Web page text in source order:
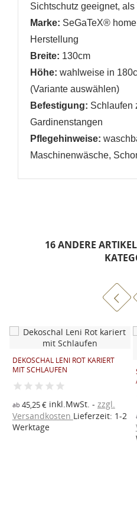
Sichtschutz geeignet,
Marke: SeGaTeX®
Herstellung
Breite: 130cm
Höhe: wahlweise in
(Variante auswählen)
Befestigung: Schlaufen
Gardinenstangen
Pflegehinweise:
Maschinenwäsche,
16 ANDERE
DEKOSCHAL LENI ROT KARIERT
MIT SCHLAUFEN
ab 45,25 €inkl.MwSt.
zzgl.
Versandkosten Lieferzeit: 1-2
Werktage